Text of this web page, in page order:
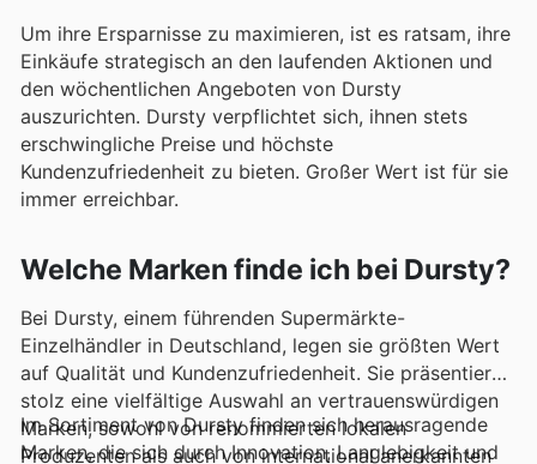
Um ihre Ersparnisse zu maximieren, ist es ratsam, ihre
Einkäufe strategisch an den laufenden Aktionen und
den wöchentlichen Angeboten von Dursty
auszurichten. Dursty verpflichtet sich, ihnen stets
erschwingliche Preise und höchste
Kundenzufriedenheit zu bieten. Großer Wert ist für sie
immer erreichbar.
Welche Marken finde ich bei Dursty?
Bei Dursty, einem führenden Supermärkte-
Einzelhändler in Deutschland, legen sie größten Wert
auf Qualität und Kundenzufriedenheit. Sie präsentieren
stolz eine vielfältige Auswahl an vertrauenswürdigen
Marken, sowohl von renommierten lokalen
Produzenten als auch von international anerkannten
Im Sortiment von Dursty finden sich herausragende
Marken, die sich durch Innovation, Langlebigkeit und